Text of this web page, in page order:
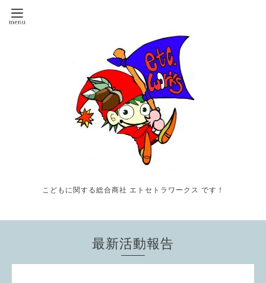
こどもに関する総合商社 エトセトラワークス です！
最新活動報告